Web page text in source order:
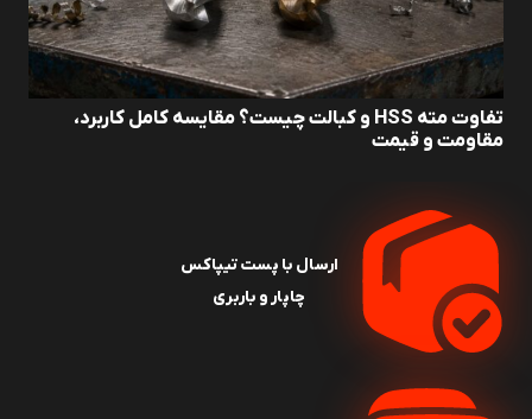
تفاوت مته HSS و کبالت چیست؟ مقایسه کامل کاربرد،
مقاومت و قیمت
ارسال با پست تیپاکس
چاپار و باربری